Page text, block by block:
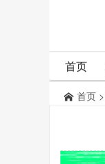
首页
首页 >